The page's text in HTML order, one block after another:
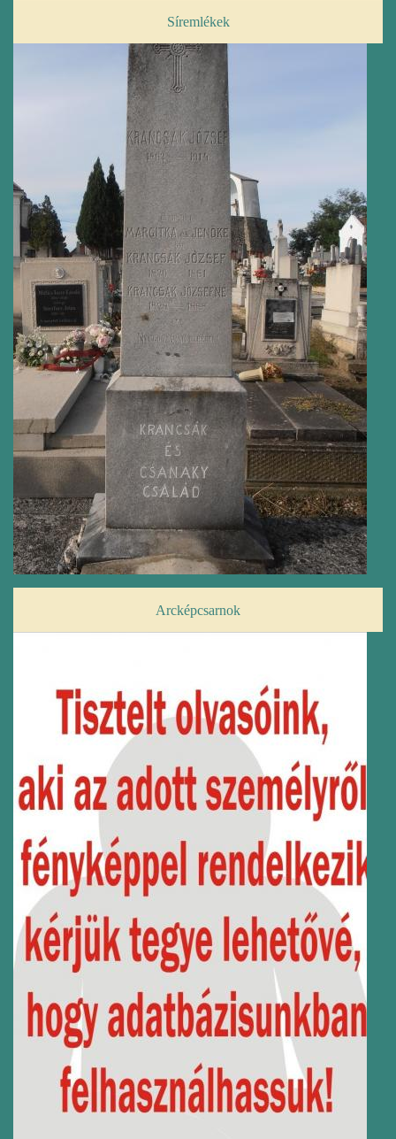
Síremlékek
Arcképcsarnok